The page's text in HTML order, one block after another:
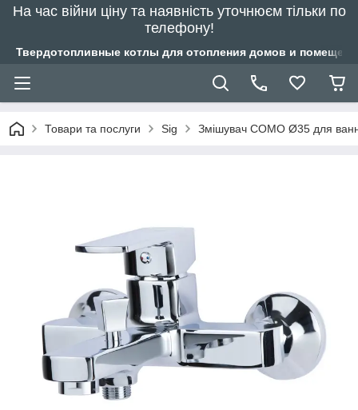
На час війни ціну та наявність уточнюєм тільки по
телефону!
Твердотопливные котлы для отопления домов и
Товари та послуги Sig Змішувач COMO Ø35 для